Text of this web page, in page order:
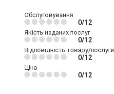
Обслуговування
0/12
Якість наданих послуг
0/12
Відповідність товару/
0/12
Ціна
0/12